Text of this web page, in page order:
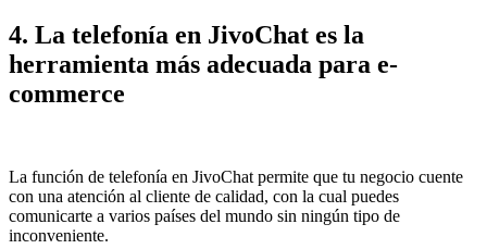
4. La telefonía en JivoChat es la
herramienta más adecuada para e-
commerce
La función de telefonía en JivoChat permite que tu negocio cuente
con una atención al cliente de calidad, con la cual puedes
comunicarte a varios países del mundo sin ningún tipo de
inconveniente.